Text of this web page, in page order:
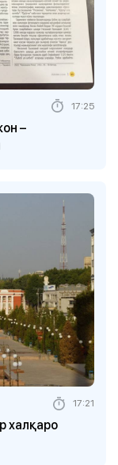
–
17:25
халқаро
17:21